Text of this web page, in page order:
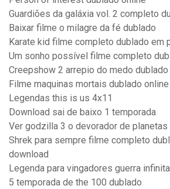
Guardiões da galáxia vol. 2 completo
Baixar filme o milagre da fé dublado
Karate kid filme completo dublado em
Um sonho possível filme completo
Creepshow 2 arrepio do medo dublado
Filme maquinas mortais dublado online
Legendas this is us 4x11
Download sai de baixo 1 temporada
Ver godzilla 3 o devorador de planetas
Shrek para sempre filme completo
download
Legenda para vingadores guerra infinita
5 temporada de the 100 dublado